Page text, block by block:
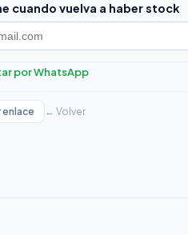
cuando vuelva a haber stock
por WhatsApp
enlace ← Volver